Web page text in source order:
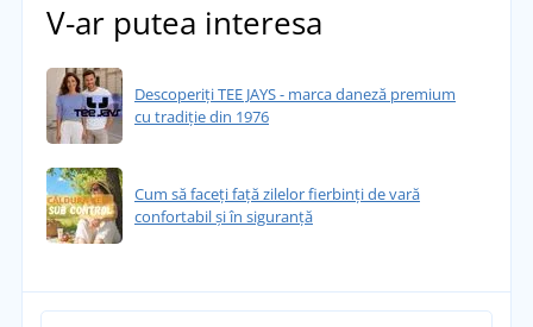
V-ar putea interesa
Descoperiți TEE JAYS - marca daneză premium
cu tradiție din 1976
Cum să faceți față zilelor fierbinți de vară
confortabil și în siguranță